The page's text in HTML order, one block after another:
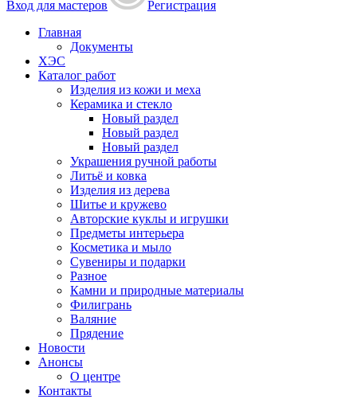
Вход для мастеров
Регистрация
Главная
Документы
ХЭС
Каталог работ
Изделия из кожи и меха
Керамика и стекло
Новый раздел
Новый раздел
Новый раздел
Украшения ручной работы
Литьё и ковка
Изделия из дерева
Шитье и кружево
Авторские куклы и игрушки
Предметы интерьера
Косметика и мыло
Сувениры и подарки
Разное
Камни и природные материалы
Филигрань
Валяние
Прядение
Новости
Анонсы
О центре
Контакты